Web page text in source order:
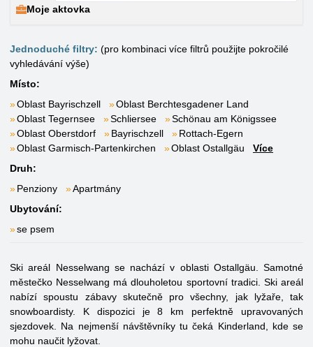
Moje aktovka
Jednoduché filtry: (pro kombinaci více filtrů použijte pokročilé
vyhledávání výše)
Místo:
Oblast Bayrischzell
Oblast Berchtesgadener Land
Oblast Tegernsee
Schliersee
Schönau am Königssee
Oblast Oberstdorf
Bayrischzell
Rottach-Egern
Oblast Garmisch-Partenkirchen
Oblast Ostallgäu
Více
Druh:
Penziony
Apartmány
Ubytování:
se psem
Ski areál Nesselwang se nachází v oblasti Ostallgäu. Samotné
městečko Nesselwang má dlouholetou sportovní tradici. Ski areál
nabízí spoustu zábavy skutečně pro všechny, jak lyžaře, tak
snowboardisty. K dispozici je 8 km perfektně upravovaných
sjezdovek. Na nejmenší návštěvníky tu čeká Kinderland, kde se
mohu naučit lyžovat.